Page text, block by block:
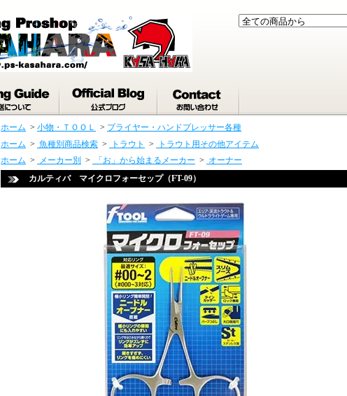
ホーム > 小物・ＴＯＯＬ > プライヤー・ハンドプレッサー各種
ホーム > 魚種別商品検索 > トラウト >
トラウト用その他アイテム
ホーム > メーカー別 > 「お」から始まるメーカー > オーナー
カルティバ マイクロフォーセップ（FT-09）